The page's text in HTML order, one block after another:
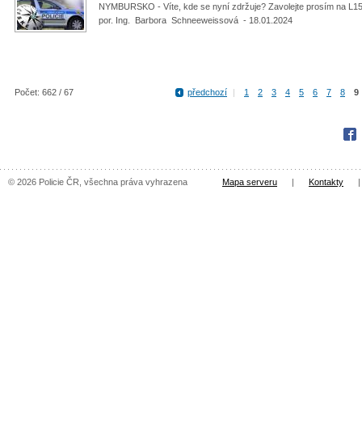
NYMBURSKO - Víte, kde se nyní zdržuje? Zavolejte prosím na
por. Ing. Barbora Schneeweissová - 18.01.2024
Počet: 662 / 67 předchozí | 1 2 3 4 5 6 7 8 9
© 2026 Policie ČR, všechna práva vyhrazena Mapa serveru | Kontakty |